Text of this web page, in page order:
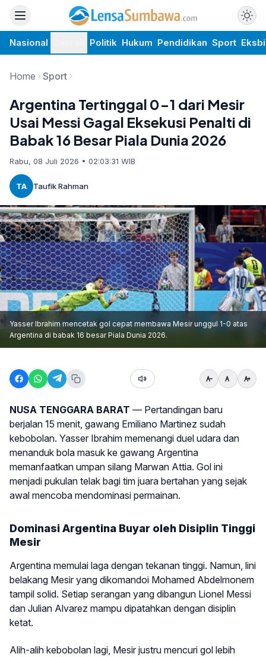
Nasional Politik Hukum Pendidikan Sport
Home Sport
Argentina Tertinggal 0-1 dari Mesir
Usai Messi Gagal Eksekusi Penalti di
Babak 16 Besar Piala Dunia 2026
Rabu, 08 Juli 2026 • 02:03:31 WIB
TA Taufik Rahman
Yasser Ibrahim mencetak gol cepat membawa Mesir unggul 1-0 atas
Argentina di babak 16 besar Piala Dunia 2026.
NUSA TENGGARA BARAT — Pertandingan baru
berjalan 15 menit, gawang Emiliano Martinez sudah
kebobolan. Yasser Ibrahim memenangi duel udara dan
menanduk bola masuk ke gawang Argentina
memanfaatkan umpan silang Marwan Attia. Gol ini
menjadi pukulan telak bagi tim juara bertahan yang sejak
awal mencoba mendominasi permainan.
Dominasi Argentina Buyar oleh Disiplin Tinggi
Mesir
Argentina memulai laga dengan tekanan tinggi. Namun, lini
belakang Mesir yang dikomandoi Mohamed Abdelmonem
tampil solid. Setiap serangan yang dibangun Lionel Messi
dan Julian Alvarez mampu dipatahkan dengan disiplin
ketat.
Alih-alih kebobolan lagi, Mesir justru mencuri gol lebih